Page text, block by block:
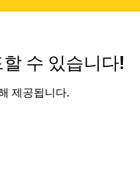
수 있습니다!
제공됩니다.